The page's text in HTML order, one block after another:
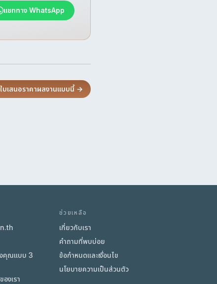
แชททาง WhatsApp
บเสนอราคาผลงานแบบนี้ →
งคุณแบบ 3
งเรา
ช่วยเหลือ
เกี่ยวกับเรา
คำถามที่พบบ่อย
ข้อกำหนดและเงื่อนไข
นโยบายความเป็นส่วนตัว